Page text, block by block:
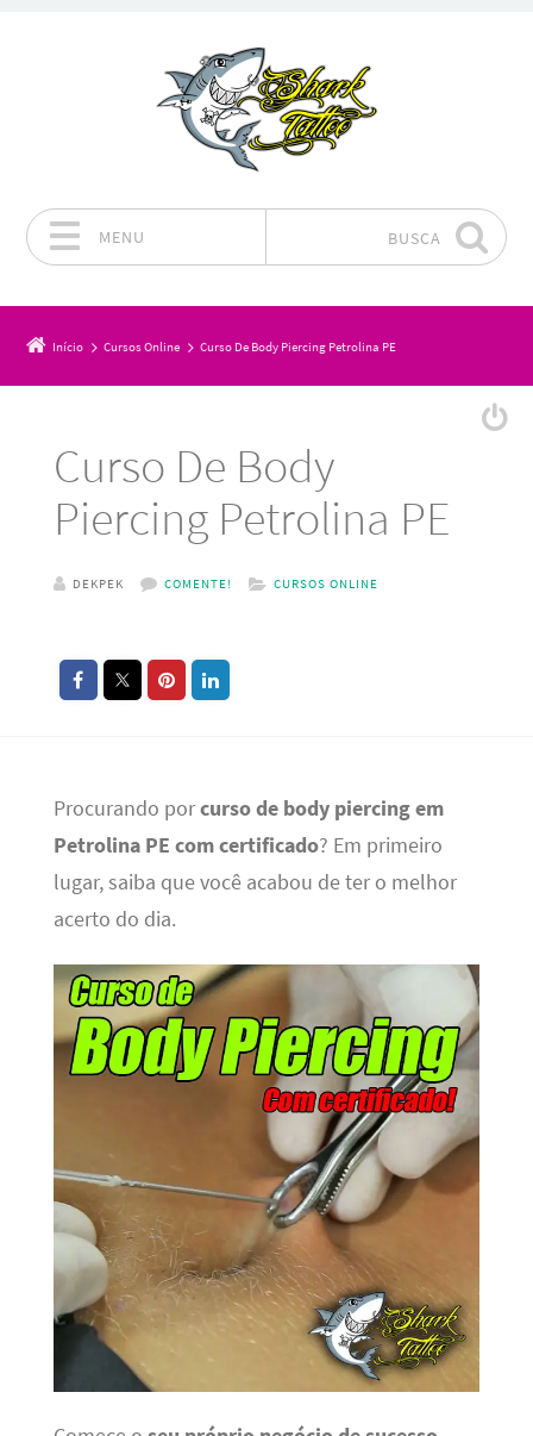
MENU BUSCA
Início Cursos Online Curso De Body Piercing Petrolina PE
Curso De Body
Piercing Petrolina PE
DEKPEK COMENTE! CURSOS ONLINE
Procurando porcurso de body piercing em
Petrolina PE com certificado? Em primeiro
lugar, saiba que você acabou de ter o melhor
acerto do dia.